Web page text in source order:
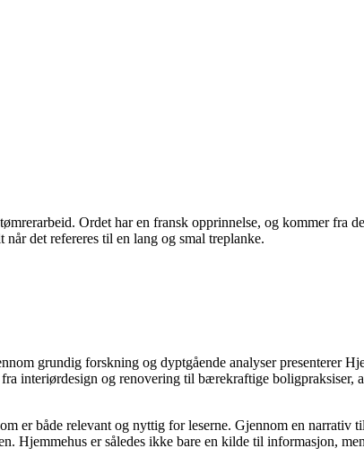
Ordet har en fransk opprinnelse, og kommer fra
det refereres til en lang og smal treplanke.
grundig forskning og dyptgående analyser presenterer
interiørdesign og renovering til bærekraftige boligpraksiser,
er både relevant og nyttig for leserne. Gjennom en
Hjemmehus er således ikke bare en kilde til informasjon,